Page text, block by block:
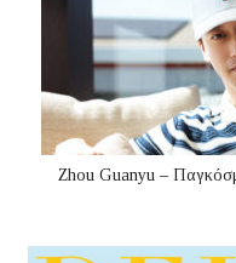
Zhou Guanyu –